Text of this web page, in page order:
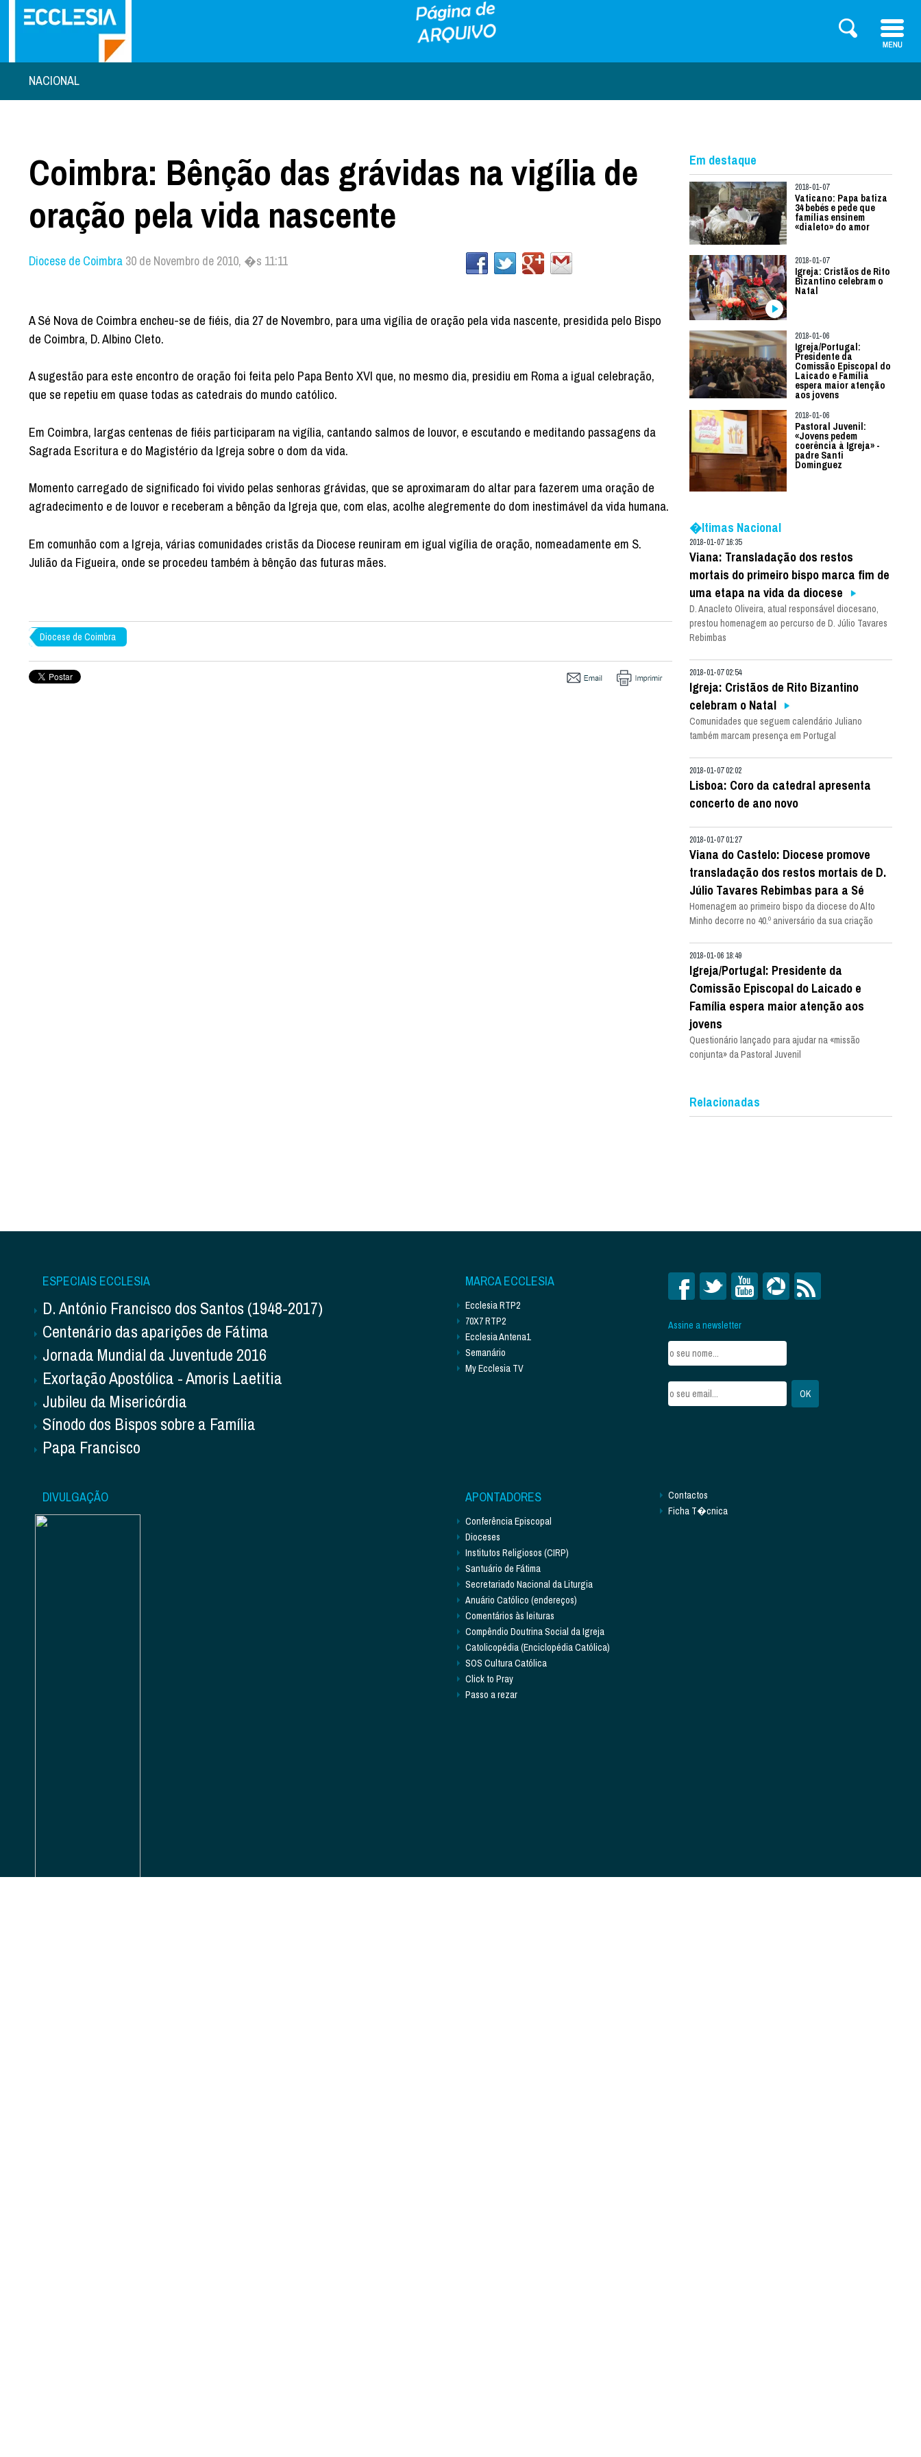
NACIONAL
Coimbra: Bênção das grávidas na vigília de
oração pela vida nascente
Diocese de Coimbra 30 de Novembro de 2010, �s 11:11
A Sé Nova de Coimbra encheu-se de fiéis, dia 27 de Novembro, para uma vigília de oração pela vida nascente, presidida pelo Bispo
de Coimbra, D. Albino Cleto.
A sugestão para este encontro de oração foi feita pelo Papa Bento XVI que, no mesmo dia, presidiu em Roma a igual celebração,
que se repetiu em quase todas as catedrais do mundo católico.
Em Coimbra, largas centenas de fiéis participaram na vigília, cantando salmos de louvor, e escutando e meditando passagens da
Sagrada Escritura e do Magistério da Igreja sobre o dom da vida.
Momento carregado de significado foi vivido pelas senhoras grávidas, que se aproximaram do altar para fazerem uma oração de
agradecimento e de louvor e receberam a bênção da Igreja que, com elas, acolhe alegremente do dom inestimável da vida humana.
Em comunhão com a Igreja, várias comunidades cristãs da Diocese reuniram em igual vigília de oração, nomeadamente em S.
Julião da Figueira, onde se procedeu também à bênção das futuras mães.
Diocese de Coimbra
Em destaque
2018-01-07
Vaticano: Papa batiza
34 bebés e pede que
famílias ensinem
«dialeto» do amor
2018-01-07
Igreja: Cristãos de Rito
Bizantino celebram o
Natal
2018-01-06
Igreja/Portugal:
Presidente da
Comissão Episcopal do
Laicado e Família
espera maior atenção
aos jovens
2018-01-06
Pastoral Juvenil:
«Jovens pedem
coerência à Igreja» -
padre Santi
Dominguez
�ltimas Nacional
2018-01-07 16:35
Viana: Transladação dos restos
mortais do primeiro bispo marca fim de
uma etapa na vida da diocese
D. Anacleto Oliveira, atual responsável diocesano,
prestou homenagem ao percurso de D. Júlio Tavares
Rebimbas
2018-01-07 02:54
Igreja: Cristãos de Rito Bizantino
celebram o Natal
Comunidades que seguem calendário Juliano
também marcam presença em Portugal
2018-01-07 02:02
Lisboa: Coro da catedral apresenta
concerto de ano novo
2018-01-07 01:27
Viana do Castelo: Diocese promove
transladação dos restos mortais de D.
Júlio Tavares Rebimbas para a Sé
Homenagem ao primeiro bispo da diocese do Alto
Minho decorre no 40.º aniversário da sua criação
2018-01-06 18:49
Igreja/Portugal: Presidente da
Comissão Episcopal do Laicado e
Família espera maior atenção aos
jovens
Questionário lançado para ajudar na «missão
conjunta» da Pastoral Juvenil
Relacionadas
ESPECIAIS ECCLESIA
D. António Francisco dos Santos (1948-2017)
Centenário das aparições de Fátima
Jornada Mundial da Juventude 2016
Exortação Apostólica - Amoris Laetitia
Jubileu da Misericórdia
Sínodo dos Bispos sobre a Família
Papa Francisco
MARCA ECCLESIA
Ecclesia RTP2
70X7 RTP2
Ecclesia Antena1
Semanário
My Ecclesia TV
Assine a newsletter
DIVULGAÇÃO APONTADORES
Conferência Episcopal
Dioceses
Institutos Religiosos (CIRP)
Santuário de Fátima
Secretariado Nacional da Liturgia
Anuário Católico (endereços)
Comentários às leituras
Compêndio Doutrina Social da Igreja
Catolicopédia (Enciclopédia Católica)
SOS Cultura Católica
Click to Pray
Passo a rezar
Contactos
Ficha T�cnica